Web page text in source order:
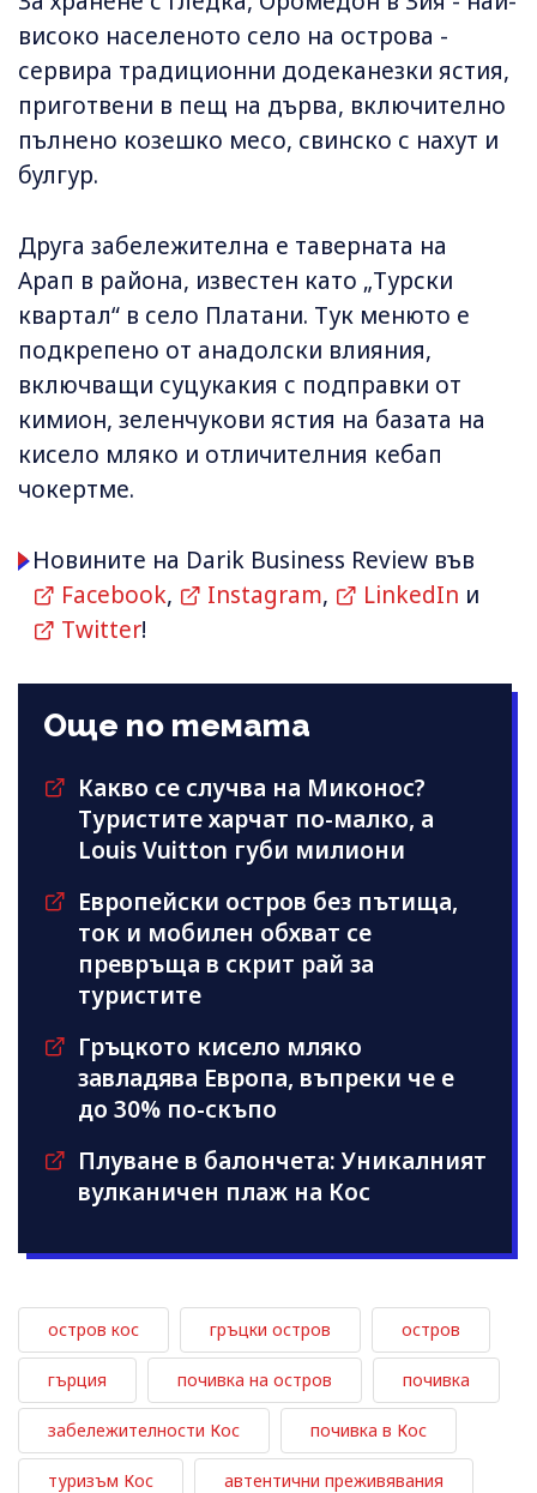
високо населеното село на острова -
сервира традиционни додеканезки ястия,
приготвени в пещ на дърва, включително
пълнено козешко месо, свинско с нахут и
булгур.
Друга забележителна е таверната на
Арап в района, известен като „Турски
квартал“ в село Платани. Тук менюто е
подкрепено от анадолски влияния,
включващи суцукакия с подправки от
кимион, зеленчукови ястия на базата на
кисело мляко и отличителния кебап
чокeртме.
Новините на Darik Business Review във
Facebook, Instagram, LinkedIn и
Twitter!
Още по темата
Какво се случва на Миконос?
Туристите харчат по-малко, а
Louis Vuitton губи милиони
Европейски остров без пътища,
ток и мобилен обхват се
превръща в скрит рай за
туристите
Гръцкото кисело мляко
завладява Европа, въпреки че е
до 30% по-скъпо
Плуване в балончета: Уникалният
вулканичен плаж на Кос
остров кос гръцки остров остров
гърция почивка на остров почивка
забележителности Кос почивка в Кос
туризъм Кос автентични преживявания